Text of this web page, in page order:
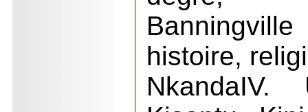
histoire,
NkandaIV.